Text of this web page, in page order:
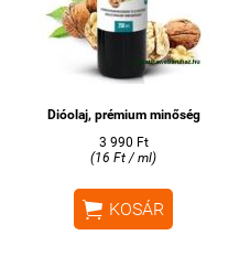
Dióolaj, prémium minőség
3 990 Ft
(16 Ft / ml)
 KOSÁR